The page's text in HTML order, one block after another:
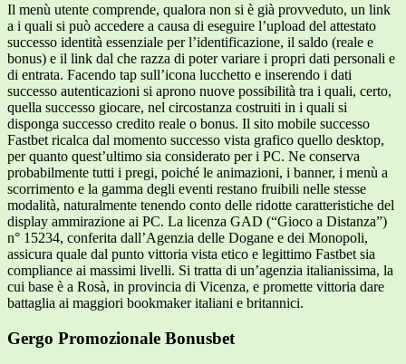
Il menù utente comprende, qualora non si è già provveduto, un link
a i quali si può accedere a causa di eseguire l’upload del attestato
successo identità essenziale per l’identificazione, il saldo (reale e
bonus) e il link dal che razza di poter variare i propri dati personali e
di entrata. Facendo tap sull’icona lucchetto e inserendo i dati
successo autenticazioni si aprono nuove possibilità tra i quali, certo,
quella successo giocare, nel circostanza costruiti in i quali si
disponga successo credito reale o bonus. Il sito mobile successo
Fastbet ricalca dal momento successo vista grafico quello desktop,
per quanto quest’ultimo sia considerato per i PC. Ne conserva
probabilmente tutti i pregi, poiché le animazioni, i banner, i menù a
scorrimento e la gamma degli eventi restano fruibili nelle stesse
modalità, naturalmente tenendo conto delle ridotte caratteristiche del
display ammirazione ai PC. La licenza GAD (“Gioco a Distanza”)
n° 15234, conferita dall’Agenzia delle Dogane e dei Monopoli,
assicura quale dal punto vittoria vista etico e legittimo Fastbet sia
compliance ai massimi livelli. Si tratta di un’agenzia italianissima, la
cui base è a Rosà, in provincia di Vicenza, e promette vittoria dare
battaglia ai maggiori bookmaker italiani e britannici.
Gergo Promozionale Bonusbet